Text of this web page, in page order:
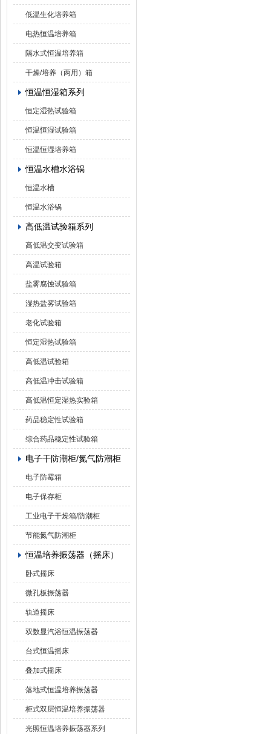
低温生化培养箱
电热恒温培养箱
隔水式恒温培养箱
干燥/培养（两用）箱
恒温恒湿箱系列
恒定湿热试验箱
恒温恒湿试验箱
恒温恒湿培养箱
恒温水槽水浴锅
恒温水槽
恒温水浴锅
高低温试验箱系列
高低温交变试验箱
高温试验箱
盐雾腐蚀试验箱
湿热盐雾试验箱
老化试验箱
恒定湿热试验箱
高低温试验箱
高低温冲击试验箱
高低温恒定湿热实验箱
药品稳定性试验箱
综合药品稳定性试验箱
电子干防潮柜/氮气防潮柜
电子防霉箱
电子保存柜
工业电子干燥箱/防潮柜
节能氮气防潮柜
恒温培养振荡器（摇床）
卧式摇床
微孔板振荡器
轨道摇床
双数显汽浴恒温振荡器
台式恒温摇床
叠加式摇床
落地式恒温培养振荡器
柜式双层恒温培养振荡器
光照恒温培养振荡器系列